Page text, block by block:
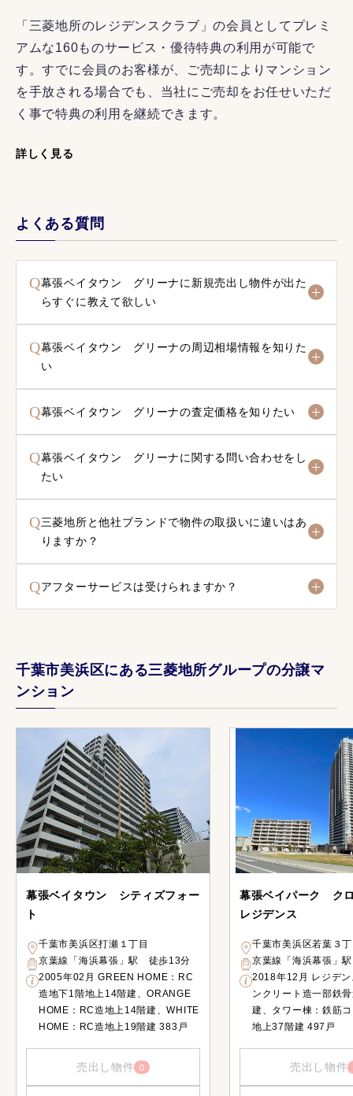
「三菱地所のレジデンスクラブ」の会員としてプレミ
アムな160ものサービス・優待特典の利用が可能で
す。すでに会員のお客様が、ご売却によりマンション
を手放される場合でも、当社にご売却をお任せいただ
く事で特典の利用を継続できます。
詳しく見る
よくある質問
Q幕張ベイタウン グリーナに新規売出し物件が出た
らすぐに教えて欲しい
Q幕張ベイタウン グリーナの周辺相場情報を知りた
い
Q幕張ベイタウン グリーナの査定価格を知りたい
Q幕張ベイタウン グリーナに関する問い合わせをし
たい
Q三菱地所と他社ブランドで物件の取扱いに違いはあ
りますか？
Qアフターサービスは受けられますか？
千葉市美浜区にある三菱地所グループの分譲マ
ンション
幕張ベイタウン シティズフォー
ト
千葉市美浜区打瀬１丁目
京葉線「海浜幕張」駅 徒歩13分
2005年02月 GREEN HOME：RC
造地下1階地上14階建、ORANGE
HOME：RC造地上14階建、WHITE
HOME：RC造地上19階建 383戸
売出し物件 0
幕張ベイパーク ク
レジデンス
千葉市美浜区若葉３
京葉線「海浜幕張」
2018年12月 レジデ
ンクリート造一部鉄
建、タワー棟：鉄筋
地上37階建 497戸
売出し物件